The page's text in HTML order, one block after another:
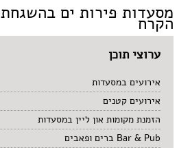
סושי
אוכל ביתי
משלוחים
מסעדות פירות ים
הקרח
ערוצי תוכן
אירועים במסעדות
אירועים קטנים
הזמנת מקומות און ליין במסעדות
Bar & Pub ברים ופאבים